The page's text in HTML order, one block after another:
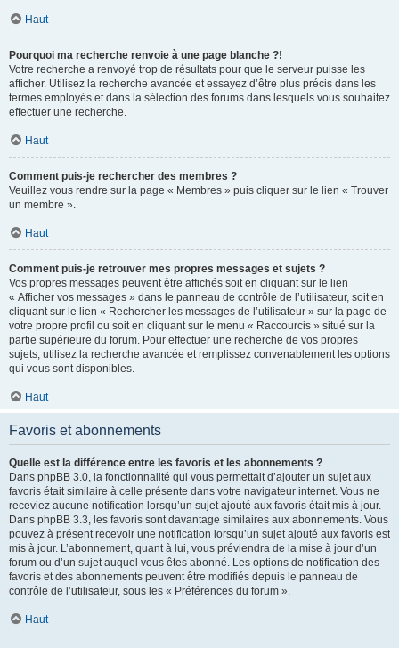
Haut
Pourquoi ma recherche renvoie à une page blanche ?!
Votre recherche a renvoyé trop de résultats pour que le serveur puisse les
afficher. Utilisez la recherche avancée et essayez d’être plus précis dans les
termes employés et dans la sélection des forums dans lesquels vous souhaitez
effectuer une recherche.
Haut
Comment puis-je rechercher des membres ?
Veuillez vous rendre sur la page « Membres » puis cliquer sur le lien « Trouver
un membre ».
Haut
Comment puis-je retrouver mes propres messages et sujets ?
Vos propres messages peuvent être affichés soit en cliquant sur le lien
« Afficher vos messages » dans le panneau de contrôle de l’utilisateur, soit en
cliquant sur le lien « Rechercher les messages de l’utilisateur » sur la page de
votre propre profil ou soit en cliquant sur le menu « Raccourcis » situé sur la
partie supérieure du forum. Pour effectuer une recherche de vos propres
sujets, utilisez la recherche avancée et remplissez convenablement les options
qui vous sont disponibles.
Haut
Favoris et abonnements
Quelle est la différence entre les favoris et les abonnements ?
Dans phpBB 3.0, la fonctionnalité qui vous permettait d’ajouter un sujet aux
favoris était similaire à celle présente dans votre navigateur internet. Vous ne
receviez aucune notification lorsqu’un sujet ajouté aux favoris était mis à jour.
Dans phpBB 3.3, les favoris sont davantage similaires aux abonnements. Vous
pouvez à présent recevoir une notification lorsqu’un sujet ajouté aux favoris est
mis à jour. L’abonnement, quant à lui, vous préviendra de la mise à jour d’un
forum ou d’un sujet auquel vous êtes abonné. Les options de notification des
favoris et des abonnements peuvent être modifiés depuis le panneau de
contrôle de l’utilisateur, sous les « Préférences du forum ».
Haut